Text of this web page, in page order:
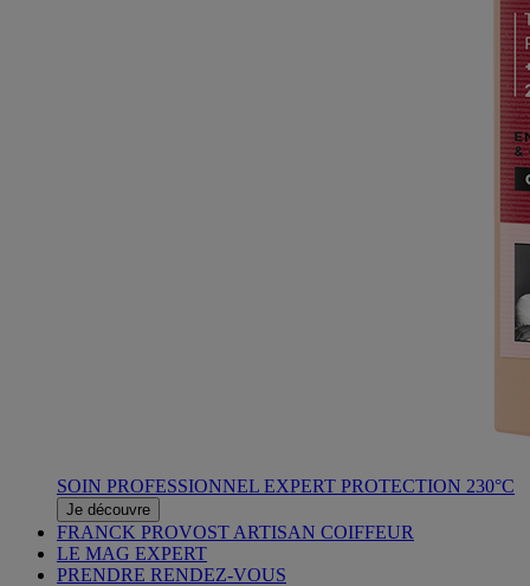
SOIN PROFESSIONNEL EXPERT PROTECTION 230°C
Je découvre
FRANCK PROVOST ARTISAN COIFFEUR
LE MAG EXPERT
PRENDRE RENDEZ-VOUS